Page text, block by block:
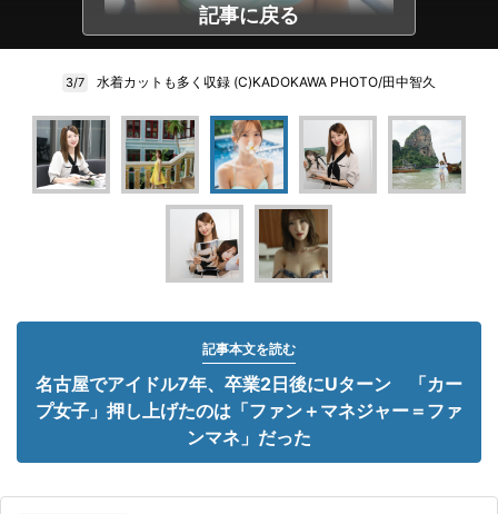
記事に戻る
3/7 水着カットも多く収録 (C)KADOKAWA PHOTO/田中智久
記事本文を読む
名古屋でアイドル7年、卒業2日後にUターン 「カー
プ女子」押し上げたのは「ファン＋マネジャー＝ファ
ンマネ」だった